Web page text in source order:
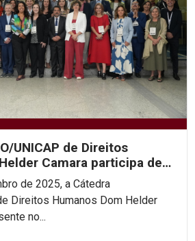
UNICAP de Direitos
Camara participa de
das...
de 2025, a Cátedra
Direitos Humanos Dom Helder
no...